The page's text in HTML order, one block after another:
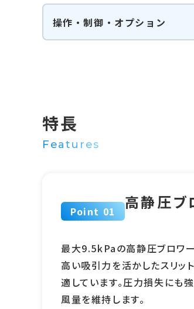
操作・制御・オプション
特長
Features
Point 01 高静圧ブ
最大9.5kPaの高静圧ブロワ
高い吸引力を活かしたスリッ
適しています。圧力損失にも
風量を維持します。